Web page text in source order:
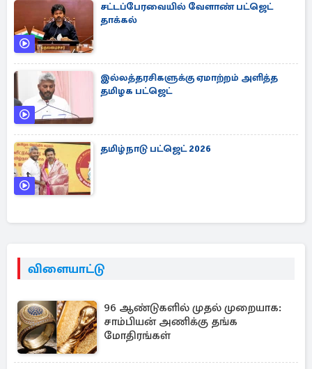
சட்டப்பேரவையில் வேளாண் பட்ஜெட்
தாக்கல்
இல்லத்தரசிகளுக்கு ஏமாற்றம் அளித்த
தமிழக பட்ஜெட்
தமிழ்நாடு பட்ஜெட் 2026
விளையாட்டு
96 ஆண்டுகளில் முதல் முறையாக:
சாம்பியன் அணிக்கு தங்க
மோதிரங்கள்